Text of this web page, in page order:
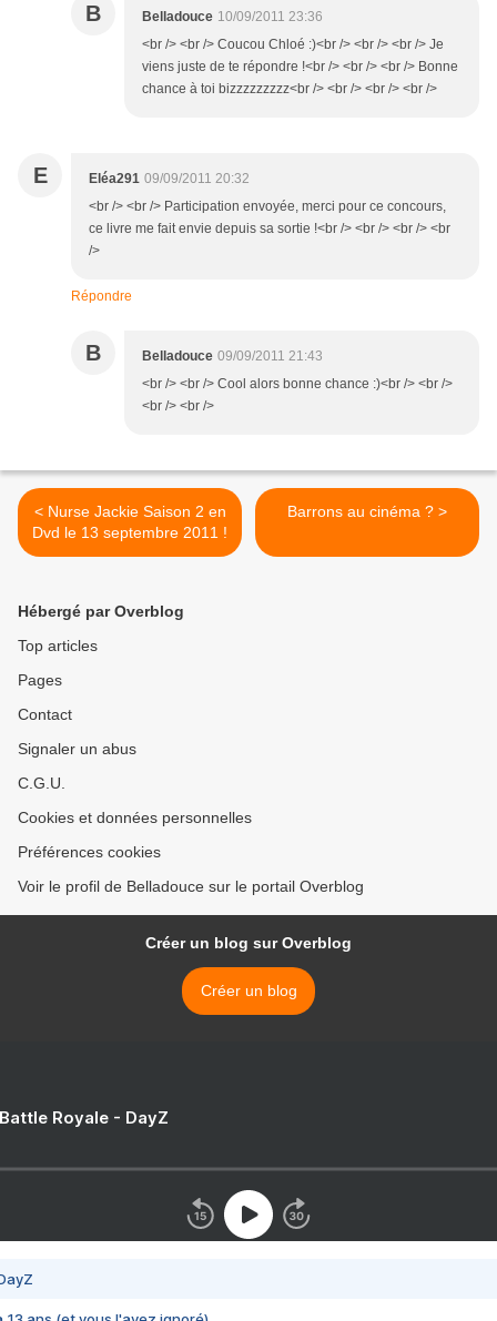
B Belladouce 10/09/2011 23:36
<br /> <br /> Coucou Chloé :)<br /> <br /> <br /> Je
viens juste de te répondre !<br /> <br /> <br /> Bonne
chance à toi bizzzzzzzzz<br /> <br /> <br /> <br />
E Eléa291 09/09/2011 20:32
<br /> <br /> Participation envoyée, merci pour ce concours,
ce livre me fait envie depuis sa sortie !<br /> <br /> <br /> <br
/>
Répondre
B Belladouce 09/09/2011 21:43
<br /> <br /> Cool alors bonne chance :)<br /> <br />
<br /> <br />
< Nurse Jackie Saison 2 en
Dvd le 13 septembre 2011 !
Barrons au cinéma ? >
Hébergé par Overblog
Top articles
Pages
Contact
Signaler un abus
C.G.U.
Cookies et données personnelles
Préférences cookies
Voir le profil de Belladouce sur le portail Overblog
Créer un blog sur Overblog
Créer un blog
Royale - DayZ